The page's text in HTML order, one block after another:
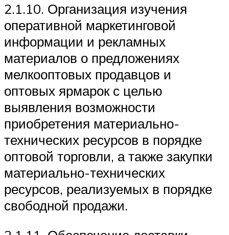
2.1.10. Организация изучения
оперативной маркетинговой
информации и рекламных
материалов о предложениях
мелкооптовых продавцов и
оптовых ярмарок с целью
выявления возможности
приобретения материально-
технических ресурсов в порядке
оптовой торговли, а также закупки
материально-технических
ресурсов, реализуемых в порядке
свободной продажи.